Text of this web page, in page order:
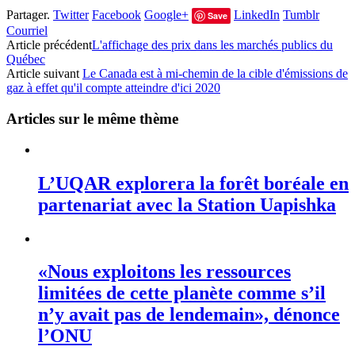
Partager. Twitter Facebook Google+ Save LinkedIn Tumblr
Courriel
Article précédentL'affichage des prix dans les marchés publics du
Québec
Article suivant Le Canada est à mi-chemin de la cible d'émissions de
gaz à effet qu'il compte atteindre d'ici 2020
Articles sur le même thème
L’UQAR explorera la forêt boréale en
partenariat avec la Station Uapishka
«Nous exploitons les ressources
limitées de cette planète comme s’il
n’y avait pas de lendemain», dénonce
l’ONU